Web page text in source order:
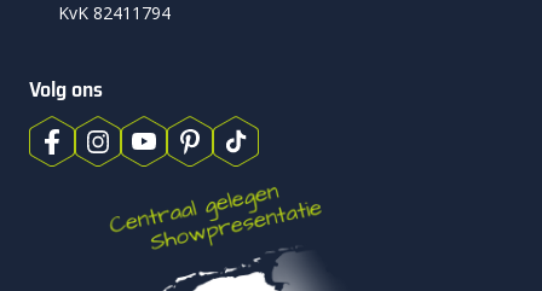
KvK 82411794
Volg ons